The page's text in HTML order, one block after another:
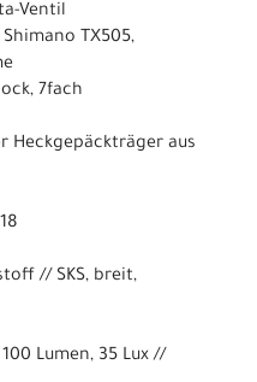
Ventil
TX505,
7fach
Heckgepäckträger aus
// SKS, breit,
Lumen, 35 Lux //